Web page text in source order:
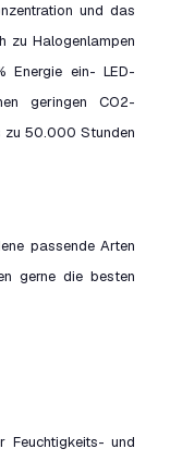
und das
zu Halogenlampen
Energie ein- LED-
geringen CO2-
zu 50.000 Stunden
passende Arten
gerne die besten
Feuchtigkeits- und